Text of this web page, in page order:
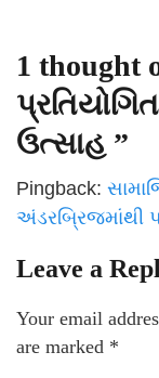
1 thought
ઉત્સાહ ”
Pingback:
અંડરબ્રિજમાંથી
Leave a
Your email
are marked *